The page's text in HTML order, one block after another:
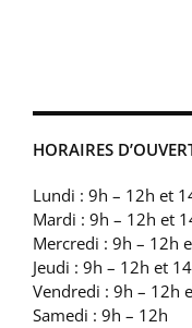
HORAIRES
Lundi : 9h – 12h et
Mardi : 9h – 12h et
Mercredi : 9h – 12h
Jeudi : 9h – 12h et
Vendredi : 9h – 12h
Samedi : 9h – 12h